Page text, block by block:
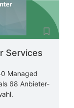
Services
Managed
68 Anbieter-